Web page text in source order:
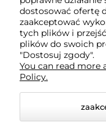
O nas
dostosować ofertę
zaakceptować
tych plików i
plików do swoich
"Dostosuj zgody".
You can read more
Policy.